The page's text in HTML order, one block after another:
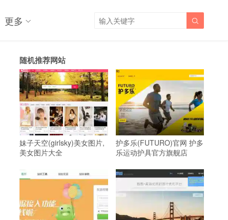
更多 
随机推荐网站
妹子天空(girlsky)美女图片,
美女图片大全
护多乐(FUTURO)官网 护多
乐运动护具官方旗舰店